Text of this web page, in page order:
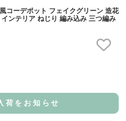
コーデポット フェイクグリーン 造花
ンテリア ねじり 編み込み 三つ編み
荷をお知らせ